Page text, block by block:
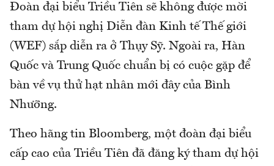
Đoàn đại biểu Triều Tiên sẽ không được mời
tham dự hội nghị Diễn đàn Kinh tế Thế giới
(WEF) sắp diễn ra ở Thụy Sỹ. Ngoài ra, Hàn
Quốc và Trung Quốc chuẩn bị có cuộc gặp để
bàn về vụ thử hạt nhân mới đây của Bình
Nhưỡng.
Theo hãng tin Bloomberg, một đoàn đại biểu
cấp cao của Triều Tiên đã đăng ký tham dự hội